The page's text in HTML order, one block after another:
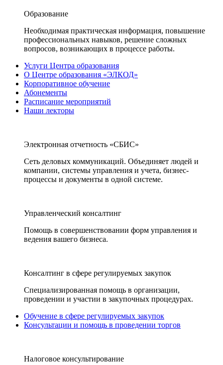
Образование
Необходимая практическая информация, повышение
профессиональных навыков, решение сложных
вопросов, возникающих в процессе работы.
Услуги Центра образования
О Центре образования «ЭЛКОД»
Корпоративное обучение
Абонементы
Расписание мероприятий
Наши лекторы
Электронная отчетность «СБИС»
Сеть деловых коммуникаций. Объединяет людей и
компании, системы управления и учета, бизнес-
процессы и документы в одной системе.
Управленческий консалтинг
Помощь в совершенствовании форм управления и
ведения вашего бизнеса.
Консалтинг в сфере регулируемых закупок
Специализированная помощь в организации,
проведении и участии в закупочных процедурах.
Обучение в сфере регулируемых закупок
Консультации и помощь в проведении торгов
Налоговое консультирование